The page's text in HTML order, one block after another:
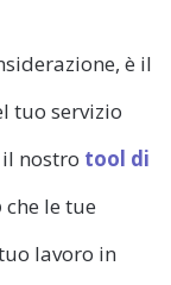
è il
tuo servizio
nostro tool di
che le tue
lavoro in